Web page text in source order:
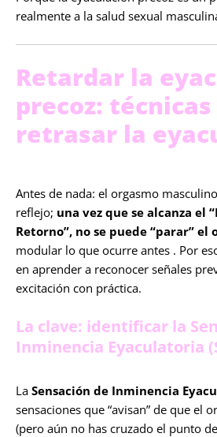
realmente a la salud sexual
Retardar la
precoz:
retrasar la
Antes de nada: el orgasmo
reflejo; una vez que se alcanza el
Retorno”, no se puede “parar” el
modular lo que ocurre antes . Por
en aprender a reconocer señales
excitación con práctica.
La clave: identificar la
Inminencia Eyaculatoria
La Sensación de Inminencia
sensaciones que “avisan” de que el
(pero aún no has cruzado el punto